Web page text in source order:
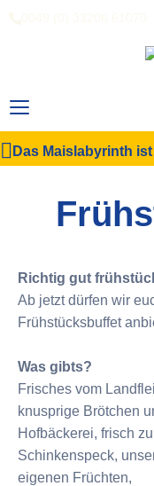
Das Maislabyrinth
Richtig gut
Ab jetzt dürfen wir
Frühstücksbuffet
Was gibts?
Frisches vom
knusprige Brötchen
Hofbäckerei, frisch
Schinkenspeck,
eigenen Früchten,